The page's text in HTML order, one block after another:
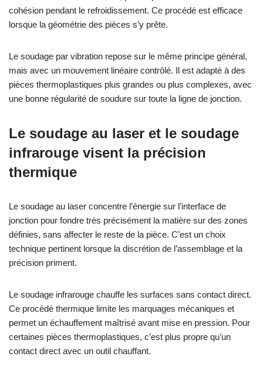
cohésion pendant le refroidissement. Ce procédé est efficace
lorsque la géométrie des pièces s’y prête.
Le soudage par vibration repose sur le même principe général,
mais avec un mouvement linéaire contrôlé. Il est adapté à des
pièces thermoplastiques plus grandes ou plus complexes, avec
une bonne régularité de soudure sur toute la ligne de jonction.
Le soudage au laser et le soudage
infrarouge visent la précision
thermique
Le soudage au laser concentre l’énergie sur l’interface de
jonction pour fondre très précisément la matière sur des zones
définies, sans affecter le reste de la pièce. C’est un choix
technique pertinent lorsque la discrétion de l’assemblage et la
précision priment.
Le soudage infrarouge chauffe les surfaces sans contact direct.
Ce procédé thermique limite les marquages mécaniques et
permet un échauffement maîtrisé avant mise en pression. Pour
certaines pièces thermoplastiques, c’est plus propre qu’un
contact direct avec un outil chauffant.